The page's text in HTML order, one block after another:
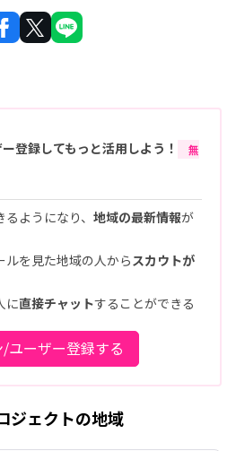
登録してもっと活用しよう！
無
るようになり、 地域の最新情報が
ルを見た地域の人から スカウトが
に直接チャットすることができる
ユーザー登録する
ジェクトの地域